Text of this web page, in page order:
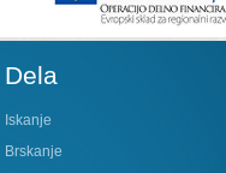
Dela
Iskanje
Brskanje